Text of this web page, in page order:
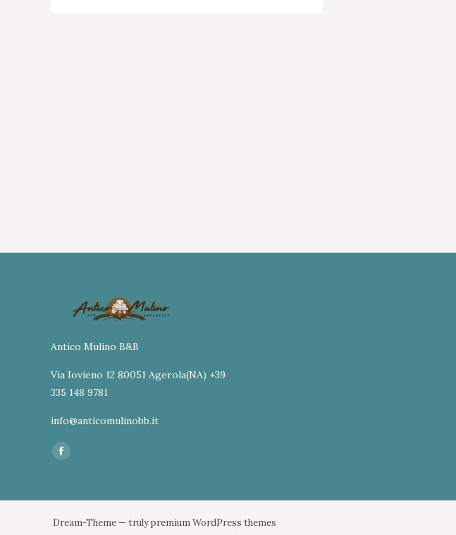
Antico Mulino B&B
Via Iovieno 12 80051 Agerola(NA) +39
335 148 9781
info@anticomulinobb.it
Ci puoi trovare su:
Facebook
Dream-Theme — trulypremium WordPress themes